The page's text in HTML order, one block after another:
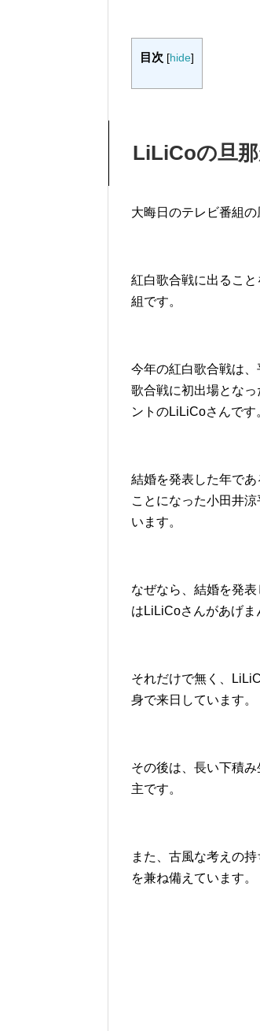
目次 [hide]
LiLiCoの旦
大晦日のテレビ番組
紅白歌合戦に出るこ
組です。
今年の紅白歌合戦は
歌合戦に初出場とな
ントのLiLiCoさんです
結婚を発表した年で
ことになった小田井
います。
なぜなら、結婚を発
はLiLiCoさんがあげま
それだけで無く、
身で来日しています。
その後は、長い下積
主です。
また、古風な考えの
を兼ね備えています。